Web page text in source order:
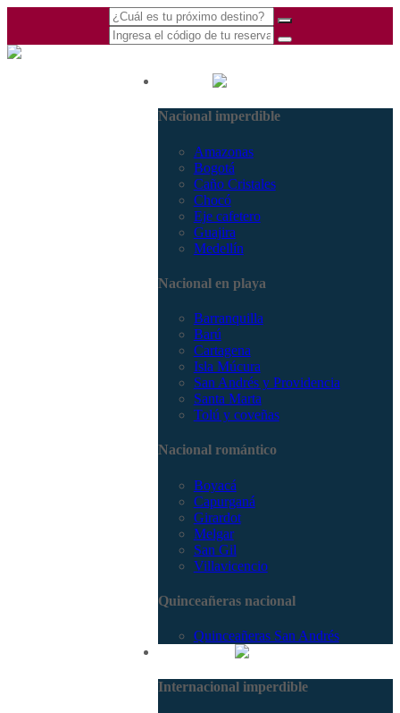
Nacional imperdible
Amazonas
Bogotá
Caño Cristales
Chocó
Eje cafetero
Guajira
Medellín
Nacional en playa
Barranquilla
Barú
Cartagena
Isla Múcura
San Andrés y Providencia
Santa Marta
Tolú y coveñas
Nacional romántico
Boyacá
Capurganá
Girardot
Melgar
San Gil
Villavicencio
Quinceañeras nacional
Quinceañeras San Andrés
Internacional imperdible